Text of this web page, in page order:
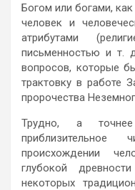
Богом или богами,
человек и
атрибутами
письменностью и т.
вопросов, которые
трактовку в работе
пророчества
Трудно, а
происхождении
глубокой
некоторых